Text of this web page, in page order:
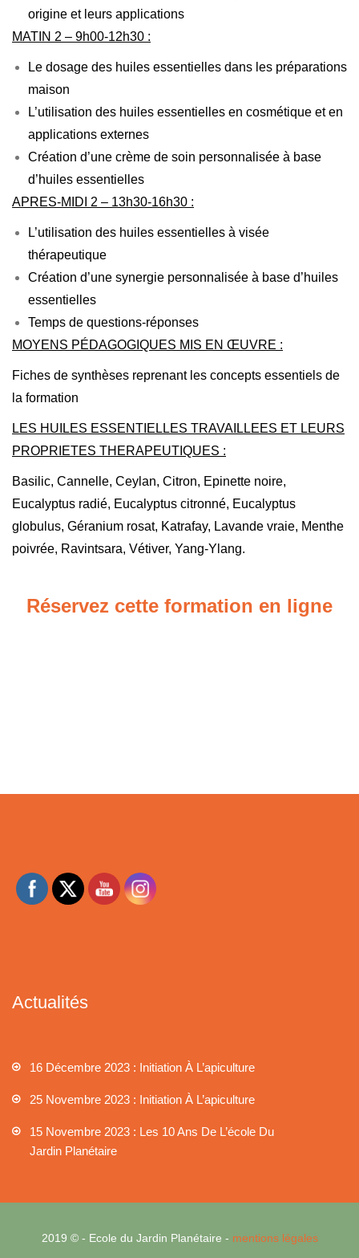
origine et leurs applications
MATIN 2 – 9h00-12h30 :
Le dosage des huiles essentielles dans les préparations
maison
L’utilisation des huiles essentielles en cosmétique et en
applications externes
Création d’une crème de soin personnalisée à base
d’huiles essentielles
APRES-MIDI 2 – 13h30-16h30 :
L’utilisation des huiles essentielles à visée
thérapeutique
Création d’une synergie personnalisée à base d’huiles
essentielles
Temps de questions-réponses
MOYENS PÉDAGOGIQUES MIS EN ŒUVRE :
Fiches de synthèses reprenant les concepts essentiels de
la formation
LES HUILES ESSENTIELLES TRAVAILLEES ET LEURS
PROPRIETES THERAPEUTIQUES :
Basilic, Cannelle, Ceylan, Citron, Epinette noire,
Eucalyptus radié, Eucalyptus citronné, Eucalyptus
globulus, Géranium rosat, Katrafay, Lavande vraie, Menthe
poivrée, Ravintsara, Vétiver, Yang-Ylang.
Réservez cette formation en ligne
Actualités
16 Décembre 2023 : Initiation À L’apiculture
25 Novembre 2023 : Initiation À L’apiculture
15 Novembre 2023 : Les 10 Ans De L’école Du
Jardin Planétaire
2019 © - Ecole du Jardin Planétaire - mentions légales